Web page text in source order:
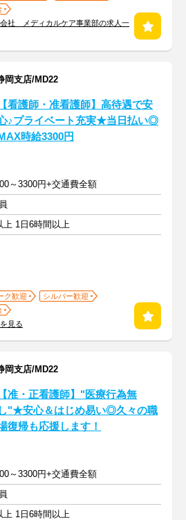
社 メディカルケア事業部の求人一
支店/MD22
【看護師・准看護師】高待遇で安
♪プライベート充実★当日払い◎
時給3300円
～3300円+交通費全額
上 1日6時間以上
ク歓迎
シルバー歓迎
見る
支店/MD22
【准・正看護師】"医療行為無
し"★安心＆はじめ易い◎久々の職
復帰も応援します！
～3300円+交通費全額
上 1日6時間以上